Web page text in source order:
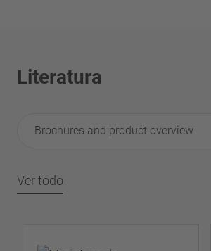
Literatura
Brochures and product overview
Ver todo